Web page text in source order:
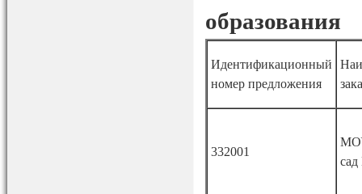
образования
Идентификационный
номер предложения
332001